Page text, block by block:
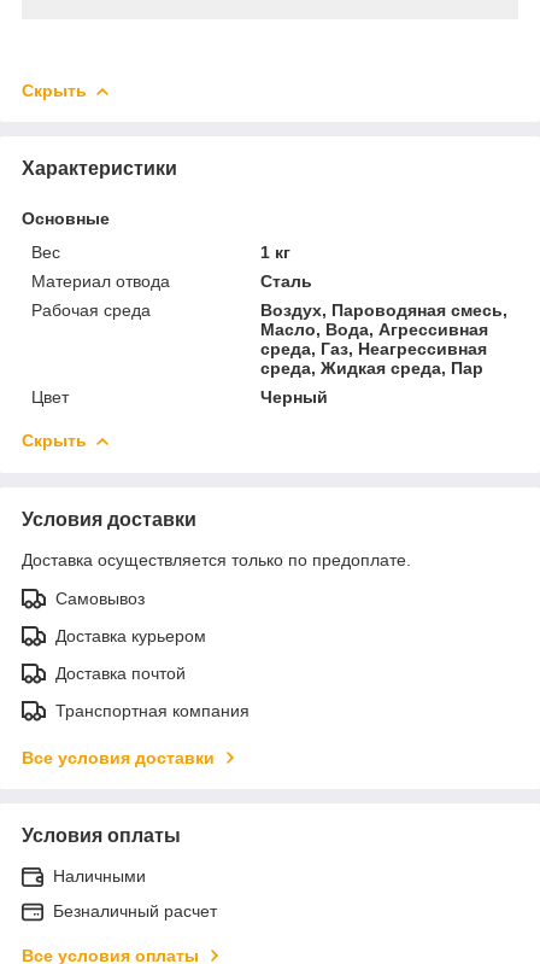
Скрыть
Характеристики
Основные
Вес
1 кг
Материал отвода
Сталь
Рабочая среда
Воздух, Пароводяная смесь,
Масло, Вода, Агрессивная
среда, Газ, Неагрессивная
среда, Жидкая среда, Пар
Цвет
Черный
Скрыть
Условия доставки
Доставка осуществляется только по предоплате.
Самовывоз
Доставка курьером
Доставка почтой
Транспортная компания
Все условия доставки
Условия оплаты
Наличными
Безналичный расчет
Все условия оплаты